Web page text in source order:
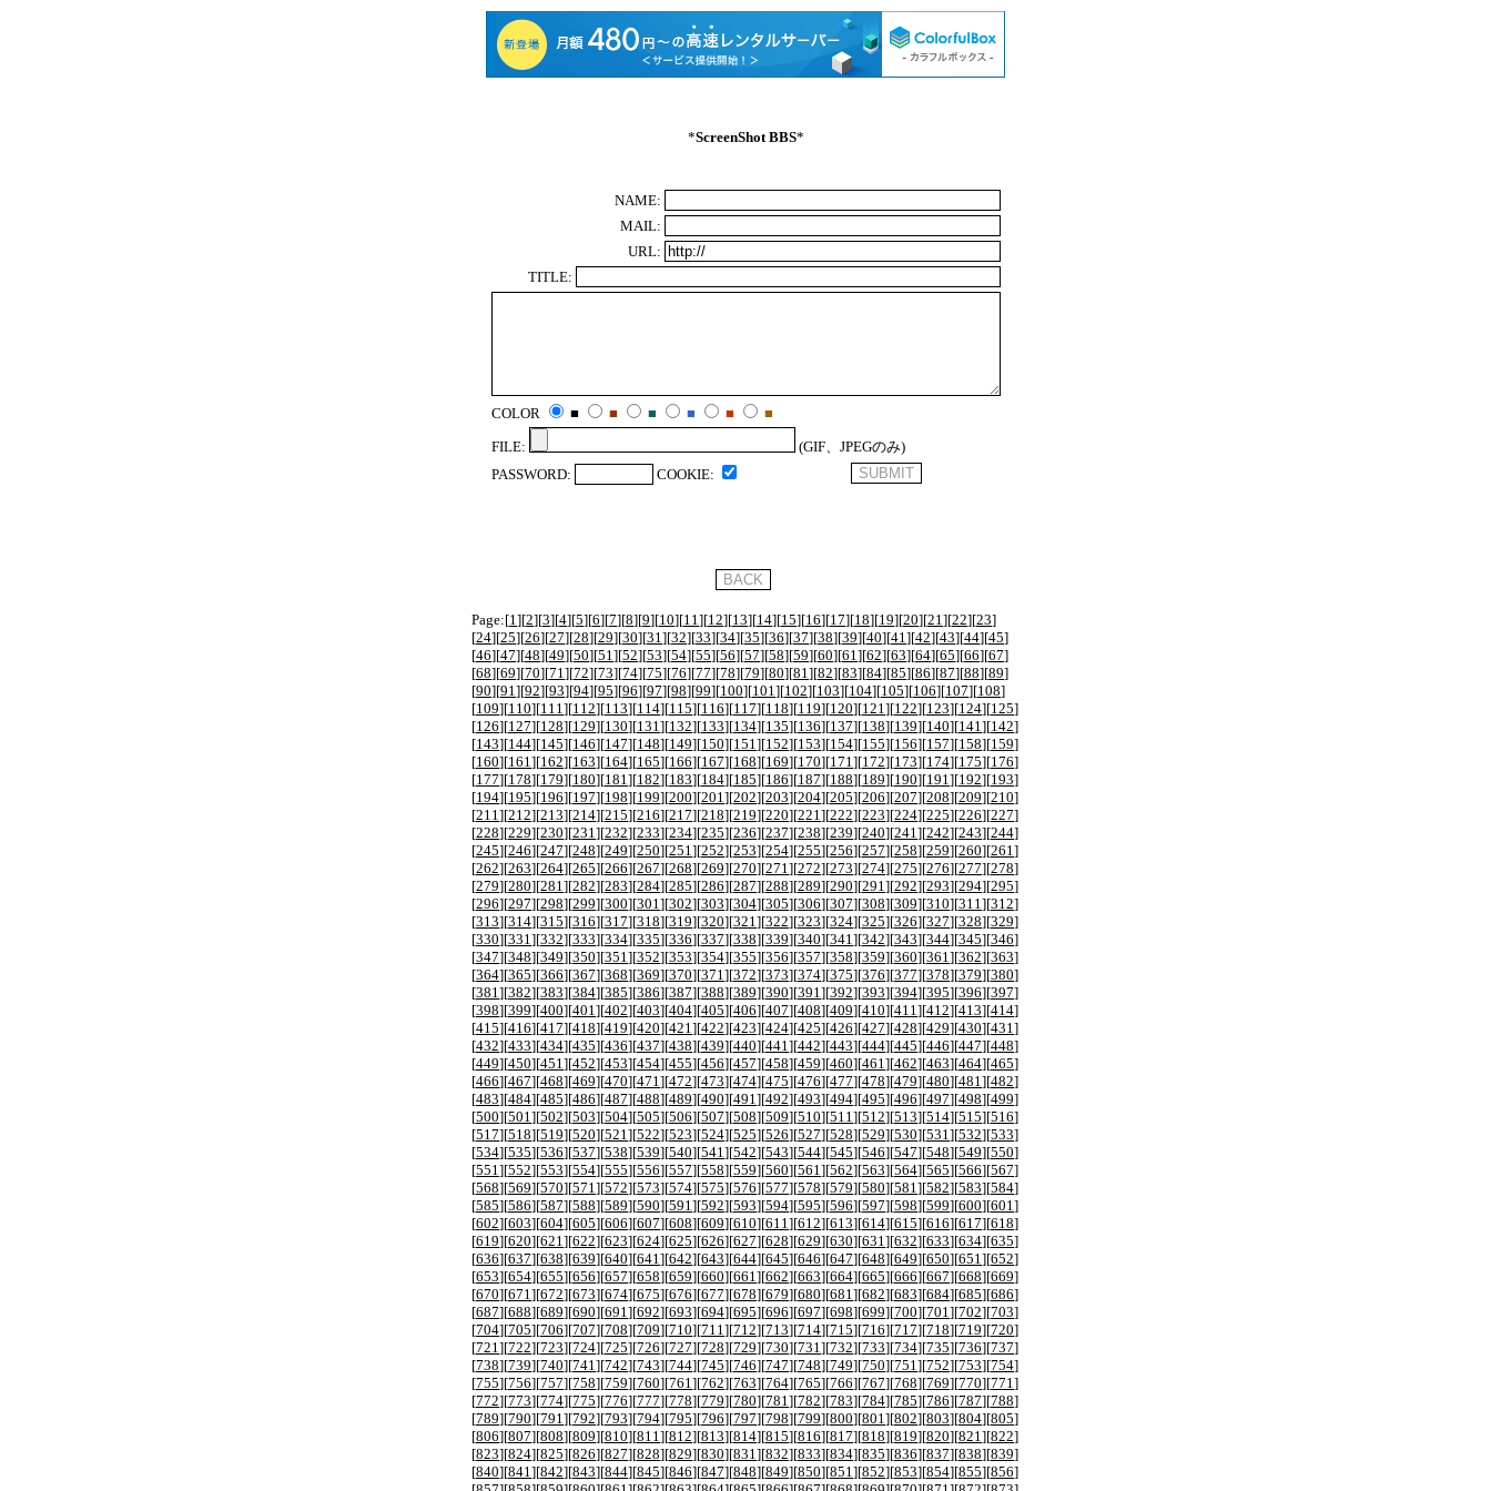
*ScreenShot BBS*
NAME:
MAIL:
URL:
TITLE:
COLOR ■ ■ ■ ■ ■
■
FILE:
(GIF、JPEGのみ)
PASSWORD:
COOKIE:
Page:[1 ][2][3][4][5][6][7][8][9][10][11 ][12][13][14][15][16][17][18][19][20][21 ][22][23]
[24][25][26][27][28][29][30][31 ][32][33][34][35][36][37][38][39][40][41 ][42][43][44][45]
[46][47][48][49][50][51 ][52][53][54][55][56][57][58][59][60][61 ][62][63][64][65][66][67]
[68][69][70][71 ][72][73][74][75][76][77][78][79][80][81 ][82][83][84][85][86][87][88][89]
[90][91 ][92][93][94][95][96][97][98][99][100][101 ][102][103][104][105][106][107][108]
[109][110][111 ][112][113][114][115][116][117][118][119][120][121 ][122][123][124][125]
[126][127][128][129][130][131 ][132][133][134][135][136][137][138][139][140][141 ][142]
[143][144][145][146][147][148][149][150][151 ][152][153][154][155][156][157][158][159]
[160][161 ][162][163][164][165][166][167][168][169][170][171 ][172][173][174][175][176]
[177][178][179][180][181 ][182][183][184][185][186][187][188][189][190][191 ][192][193]
[194][195][196][197][198][199][200][201 ][202][203][204][205][206][207][208][209][210]
[211 ][212][213][214][215][216][217][218][219][220][221 ][222][223][224][225][226][227]
[228][229][230][231 ][232][233][234][235][236][237][238][239][240][241 ][242][243][244]
[245][246][247][248][249][250][251 ][252][253][254][255][256][257][258][259][260][261 ]
[262][263][264][265][266][267][268][269][270][271 ][272][273][274][275][276][277][278]
[279][280][281 ][282][283][284][285][286][287][288][289][290][291 ][292][293][294][295]
[296][297][298][299][300][301 ][302][303][304][305][306][307][308][309][310][311 ][312]
[313][314][315][316][317][318][319][320][321 ][322][323][324][325][326][327][328][329]
[330][331 ][332][333][334][335][336][337][338][339][340][341 ][342][343][344][345][346]
[347][348][349][350][351 ][352][353][354][355][356][357][358][359][360][361 ][362][363]
[364][365][366][367][368][369][370][371 ][372][373][374][375][376][377][378][379][380]
[381 ][382][383][384][385][386][387][388][389][390][391 ][392][393][394][395][396][397]
[398][399][400][401 ][402][403][404][405][406][407][408][409][410][411 ][412][413][414]
[415][416][417][418][419][420][421 ][422][423][424][425][426][427][428][429][430][431 ]
[432][433][434][435][436][437][438][439][440][441 ][442][443][444][445][446][447][448]
[449][450][451 ][452][453][454][455][456][457][458][459][460][461 ][462][463][464][465]
[466][467][468][469][470][471 ][472][473][474][475][476][477][478][479][480][481 ][482]
[483][484][485][486][487][488][489][490][491 ][492][493][494][495][496][497][498][499]
[500][501 ][502][503][504][505][506][507][508][509][510][511 ][512][513][514][515][516]
[517][518][519][520][521 ][522][523][524][525][526][527][528][529][530][531 ][532][533]
[534][535][536][537][538][539][540][541 ][542][543][544][545][546][547][548][549][550]
[551 ][552][553][554][555][556][557][558][559][560][561 ][562][563][564][565][566][567]
[568][569][570][571 ][572][573][574][575][576][577][578][579][580][581 ][582][583][584]
[585][586][587][588][589][590][591 ][592][593][594][595][596][597][598][599][600][601 ]
[602][603][604][605][606][607][608][609][610][611 ][612][613][614][615][616][617][618]
[619][620][621 ][622][623][624][625][626][627][628][629][630][631 ][632][633][634][635]
[636][637][638][639][640][641 ][642][643][644][645][646][647][648][649][650][651 ][652]
[653][654][655][656][657][658][659][660][661 ][662][663][664][665][666][667][668][669]
[670][671 ][672][673][674][675][676][677][678][679][680][681 ][682][683][684][685][686]
[687][688][689][690][691 ][692][693][694][695][696][697][698][699][700][701 ][702][703]
[704][705][706][707][708][709][710][711 ][712][713][714][715][716][717][718][719][720]
[721 ][722][723][724][725][726][727][728][729][730][731 ][732][733][734][735][736][737]
[738][739][740][741 ][742][743][744][745][746][747][748][749][750][751 ][752][753][754]
[755][756][757][758][759][760][761 ][762][763][764][765][766][767][768][769][770][771 ]
[772][773][774][775][776][777][778][779][780][781 ][782][783][784][785][786][787][788]
[789][790][791 ][792][793][794][795][796][797][798][799][800][801 ][802][803][804][805]
[806][807][808][809][810][811 ][812][813][814][815][816][817][818][819][820][821 ][822]
[823][824][825][826][827][828][829][830][831 ][832][833][834][835][836][837][838][839]
[840][841 ][842][843][844][845][846][847][848][849][850][851 ][852][853][854][855][856]